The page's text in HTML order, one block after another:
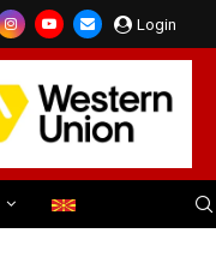
Login